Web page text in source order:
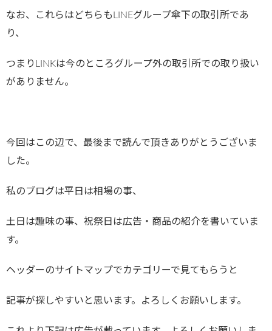
なお、これらはどちらもLINEグループ傘下の取引所であ
り、
つまりLINKは今のところグループ外の取引所での取り扱い
がありません。
今回はこの辺で、最後まで読んで頂きありがとうございま
した。
私のブログは平日は相場の事、
土日は趣味の事、祝祭日は広告・商品の紹介を書いていま
す。
ヘッダーのサイトマップでカテゴリーで見てもらうと
記事が探しやすいと思います。よろしくお願いします。